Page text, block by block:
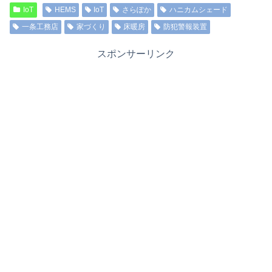
IoT HEMS IoT さらぽか
ハニカムシェード
一条工務店
家づくり 床暖房 防犯警報装置
スポンサーリンク